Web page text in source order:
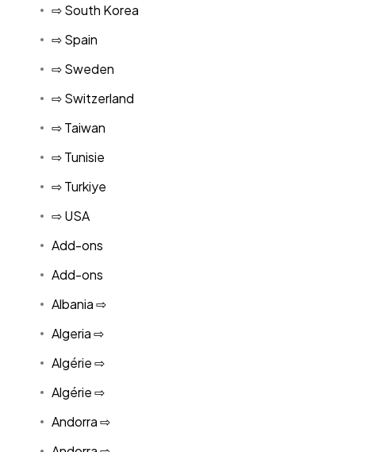
⇨ South Korea
⇨ Spain
⇨ Sweden
⇨ Switzerland
⇨ Taiwan
⇨ Tunisie
⇨ Turkiye
⇨ USA
Add-ons
Add-ons
Albania ⇨
Algeria ⇨
Algérie ⇨
Algérie ⇨
Andorra ⇨